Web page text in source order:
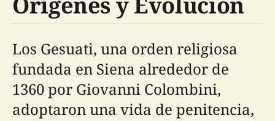
Los Gesuati, una orden religiosa
fundada en Siena alrededor de
1360 por Giovanni Colombini,
adoptaron una vida de penitencia,